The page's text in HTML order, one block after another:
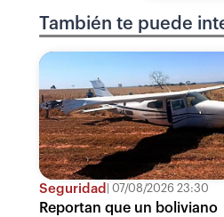
También te puede
Seguridad 07/08/2026 23:30
Reportan que un boliviano